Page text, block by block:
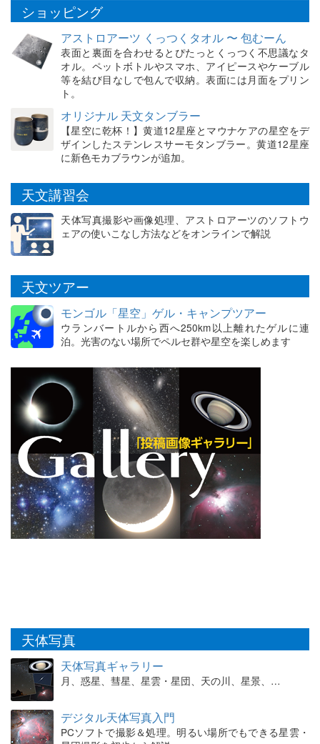
ショッピング
アストロアーツ くっつくタオル 〜 包むーん
表面と裏面を合わせるとぴたっとくっつく不思議なタ
オル。ペットボトルやスマホ、アイピースやケーブル
等を結び目なしで包んで収納。表面には月面をプリン
ト。
オリジナル 天文タンブラー
【星空に乾杯！】黄道12星座とマウナケアの星空をデ
ザインしたステンレスサーモタンブラー。黄道12星座
に新色モカブラウンが追加。
天文講習会
天体写真撮影や画像処理、アストロアーツのソフトウ
ェアの使いこなし方法などをオンラインで解説
天文ツアー
モンゴル「星空」ゲル・キャンプツアー
ウランバートルから西へ250km以上離れたゲルに連
泊。光害のない場所でペルセ群や星空を楽しめます
天体写真
天体写真ギャラリー
月、惑星、彗星、星雲・星団、天の川、星景、…
デジタル天体写真入門
PCソフトで撮影＆処理。明るい場所でもできる星雲・